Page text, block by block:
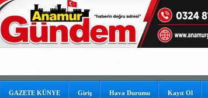
GAZETE KÜNYE Giriş Hava Durumu Kayıt Ol